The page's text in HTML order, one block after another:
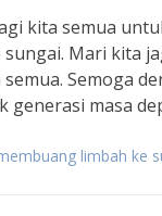
kita semua
Mari kita
Semoga
masa
limbah ke